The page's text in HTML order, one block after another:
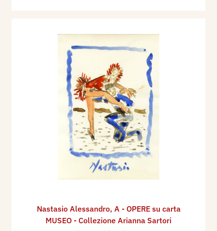
Nastasio Alessandro, A - OPERE su carta
MUSEO - Collezione Arianna Sartori